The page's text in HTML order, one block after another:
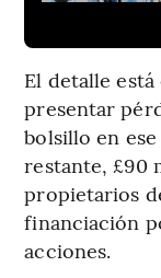
El detalle
presentar
bolsillo en
restante, £90
propietarios
financiación
acciones.